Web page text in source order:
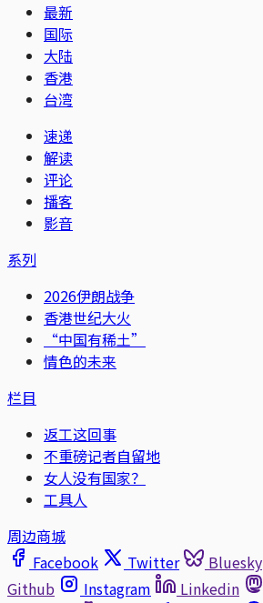
最新
国际
大陆
香港
台湾
速递
解读
评论
播客
影音
系列
2026伊朗战争
香港世纪大火
“中国有稀土”
情色的未来
栏目
返工这回事
不重磅记者自留地
女人没有国家？
工具人
周边商城
Facebook
Twitter Bluesky
Github
Instagram Linkedin